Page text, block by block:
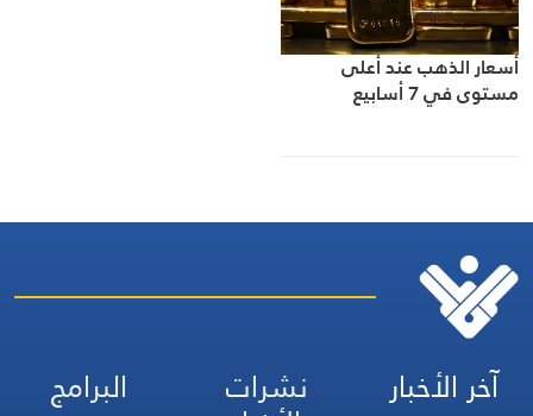
أسعار الذهب عند أعلى
مستوى في 7 أسابيع
آخر الأخبار نشرات
البرامج